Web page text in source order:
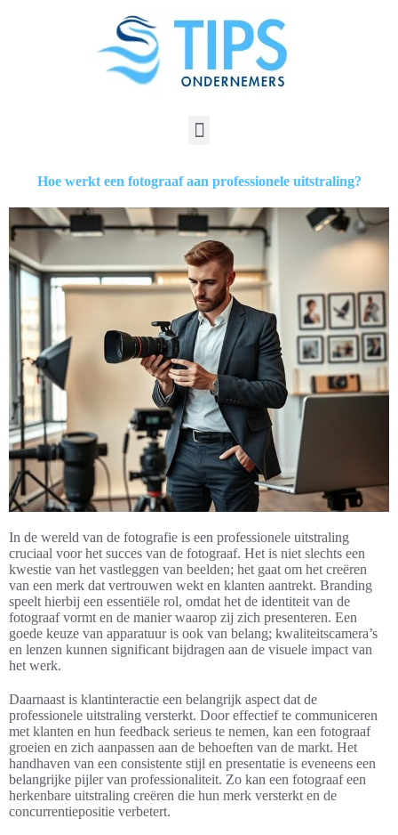
Hoe werkt een fotograaf aan professionele uitstraling?
In de wereld van de fotografie is een professionele uitstraling
cruciaal voor het succes van de fotograaf. Het is niet slechts een
kwestie van het vastleggen van beelden; het gaat om het creëren
van een merk dat vertrouwen wekt en klanten aantrekt. Branding
speelt hierbij een essentiële rol, omdat het de identiteit van de
fotograaf vormt en de manier waarop zij zich presenteren. Een
goede keuze van apparatuur is ook van belang; kwaliteitscamera’s
en lenzen kunnen significant bijdragen aan de visuele impact van
het werk.
Daarnaast is klantinteractie een belangrijk aspect dat de
professionele uitstraling versterkt. Door effectief te communiceren
met klanten en hun feedback serieus te nemen, kan een fotograaf
groeien en zich aanpassen aan de behoeften van de markt. Het
handhaven van een consistente stijl en presentatie is eveneens een
belangrijke pijler van professionaliteit. Zo kan een fotograaf een
herkenbare uitstraling creëren die hun merk versterkt en de
concurrentiepositie verbetert.